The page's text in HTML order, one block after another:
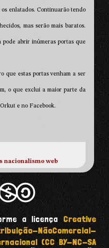
enlatados. Continuarão tendo
mas serão mais baratos.
pode abrir inúmeras portas que
que estas portas venham a ser
o que exclui a maior parte da
e no Facebook.
nacionalismo web
a licença Creative
NãoComercial-
(CC BY-NC-SA